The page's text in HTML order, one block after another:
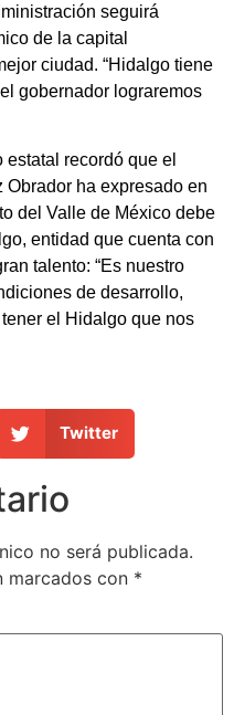
seguirá
de la capital
ciudad. “Hidalgo tiene
gobernador lograremos
recordó que el
ha expresado en
del Valle de México debe
entidad que cuenta con
talento: “Es nuestro
de desarrollo,
el Hidalgo que nos
Twitter
no será publicada.
marcados con *